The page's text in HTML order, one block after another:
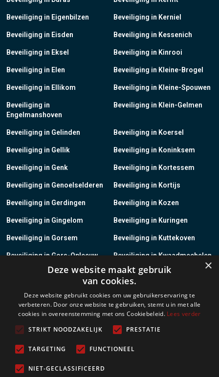
Beveiliging in Eigenbilzen
Beveiliging in Eisden
Beveiliging in Eksel
Beveiliging in Elen
Beveiliging in Ellikom
Beveiliging in
Engelmanshoven
Beveiliging in Gelinden
Beveiliging in Gellik
Beveiliging in Genk
Beveiliging in Genoelselderen
Beveiliging in Gerdingen
Beveiliging in Gingelom
Beveiliging in Gorsem
Beveiliging in Gors-Opleeuw
Beveiliging in Gotem
Beveiliging in Groot-Loon
Beveiliging in Grote-Brogel
Beveiliging in Grote-Spouwen
Beveiliging in Kerniel
Beveiliging in Kessenich
Beveiliging in Kinrooi
Beveiliging in Kleine-Brogel
Beveiliging in Kleine-Spouwen
Beveiliging in Klein-Gelmen
Beveiliging in Koersel
Beveiliging in Koninksem
Beveiliging in Kortessem
Beveiliging in Kortijs
Beveiliging in Kozen
Beveiliging in Kuringen
Beveiliging in Kuttekoven
Beveiliging in Kwaadmechelen
Beveiliging in Lanaken
Beveiliging in Lauw
Beveiliging in Leopoldsburg
×
Deze website maakt gebruik
van cookies.
Deze website gebruikt cookies om uw gebruikerservaring te
verbeteren. Door onze website te gebruiken, stemt u in met alle
cookies in overeenstemming met ons Cookiebeleid. Lees verder
STRIKT NOODZAKELIJK
PRESTATIE
TARGETING FUNCTIONEEL
NIET-GECLASSIFICEERD